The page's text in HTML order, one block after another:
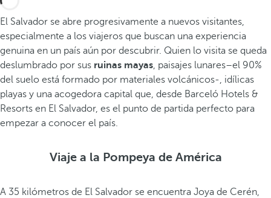
El Salvador se abre progresivamente a nuevos visitantes,
especialmente a los viajeros que buscan una experiencia
genuina en un país aún por descubrir. Quien lo visita se queda
deslumbrado por sus ruinas mayas, paisajes lunares–el 90%
del suelo está formado por materiales volcánicos-, idílicas
playas y una acogedora capital que, desde Barceló Hotels &
Resorts en El Salvador, es el punto de partida perfecto para
empezar a conocer el país.
Viaje a la Pompeya de América
A 35 kilómetros de El Salvador se encuentra Joya de Cerén,